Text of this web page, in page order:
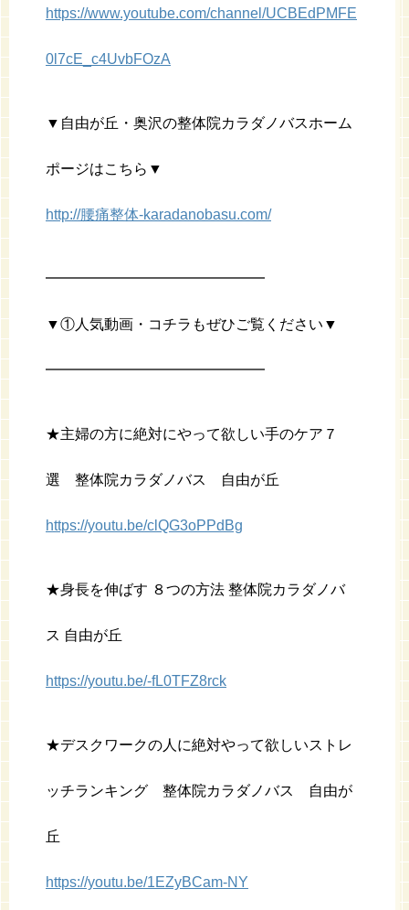
https://www.youtube.com/channel/UCBEdPMFE
0l7cE_c4UvbFOzA
▼自由が丘・奥沢の整体院カラダノバスホーム
ポージはこちら▼
http://腰痛整体-karadanobasu.com/
━━━━━━━━━━━━━━━
▼①人気動画・コチラもぜひご覧ください▼
━━━━━━━━━━━━━━━
★主婦の方に絶対にやって欲しい手のケア７
選 整体院カラダノバス 自由が丘
https://youtu.be/clQG3oPPdBg
★身長を伸ばす ８つの方法 整体院カラダノバ
ス 自由が丘
https://youtu.be/-fL0TFZ8rck
★デスクワークの人に絶対やって欲しいストレ
ッチランキング 整体院カラダノバス 自由が
丘
https://youtu.be/1EZyBCam-NY